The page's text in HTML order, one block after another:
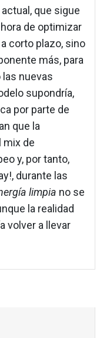
que sigue
de optimizar
corto plazo, sino
más, para
nuevas
supondría,
por parte de
que la
mix de
y, por tanto,
durante las
limpia no se
la realidad
volver a llevar